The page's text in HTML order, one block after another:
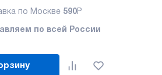
по Москве 590Р
по всей России